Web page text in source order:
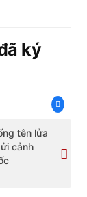
ký
tên lửa
cảnh